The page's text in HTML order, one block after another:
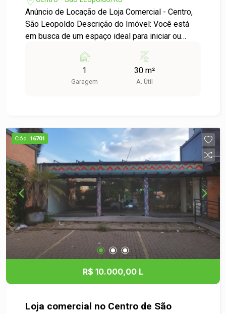
Anúncio de Locação de Loja Comercial - Centro,
São Leopoldo Descrição do Imóvel: Você está
em busca de um espaço ideal para iniciar ou
excelente oportunidade de locação de uma loja
comercial localizada no coração do bairro Centro,
em São Leopoldo. Detalhes do Imóvel: - Tipo:
privilegiada, com alta visibilidade e fluxo de
pedestres, ideal para comércio varejista. -
Espaço bem distribuído, proporcionando conforto
e praticidade para o funcionamento do seu
negócio. - A proximidade de outras lojas,
restaurantes e serviços atrai um grande número
de clientes potenciais. - A loja conta com uma
vaga de garagem, facilitando o acesso para você
e seus clientes. Entre em Contato: Não perca
essa oportunidade de estabelecer seu negócio
em um ponto estratégico da cidade. Para mais
informações ou agendar uma visita, entre em
1
Garagem
30 m²
A. Útil
Cód. 16701
R$ 10.000,00 L
Loja comercial no Centro de São